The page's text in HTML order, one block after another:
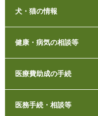
犬・猫の情報
健康・病気の相談等
医療費助成の手続
医務手続・相談等